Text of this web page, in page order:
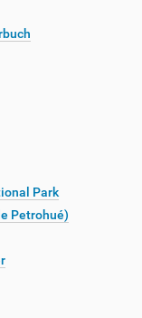
Park
Petrohué)